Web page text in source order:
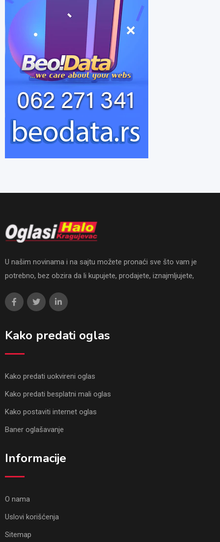
U našim novinama i na sajtu možete pronaći sve što vam je
potrebno, bez obzira da li kupujete, prodajete, iznajmljujete,
Kako predati oglas
Kako predati uokvireni oglas
Kako predati besplatni mali oglas
Kako postaviti internet oglas
Baner oglašavanje
Informacije
O nama
Uslovi korišćenja
Sitemap